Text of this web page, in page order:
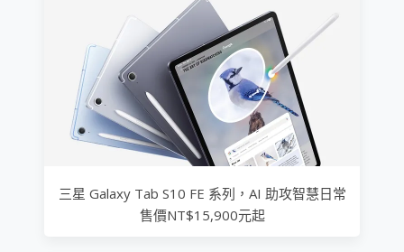
三星 Galaxy Tab S10 FE 系列，AI 助攻智慧日常
售價NT$15,900元起